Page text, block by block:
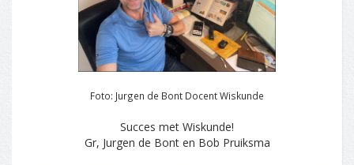
Foto: Jurgen de Bont Docent Wiskunde
Succes met Wiskunde!
Gr, Jurgen de Bont en Bob Pruiksma